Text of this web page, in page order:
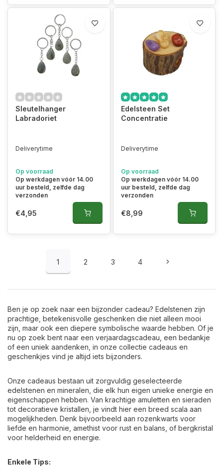
Sleutelhanger
Labradoriet
Deliverytime
Op voorraad
Op werkdagen vóór 14.00
uur besteld, zelfde dag
verzonden
€4,95
Edelsteen Set
Concentratie
Deliverytime
Op voorraad
Op werkdagen vóór 14.00
uur besteld, zelfde dag
verzonden
€8,99
1 2 3 4
Ben je op zoek naar een bijzonder cadeau? Edelstenen zijn
prachtige, betekenisvolle geschenken die niet alleen mooi
zijn, maar ook een diepere symbolische waarde hebben. Of je
nu op zoek bent naar een verjaardagscadeau, een bedankje
of een uniek aandenken, in onze collectie cadeaus en
geschenkjes vind je altijd iets bijzonders.
Onze cadeaus bestaan uit zorgvuldig geselecteerde
edelstenen en mineralen, die elk hun eigen unieke energie en
eigenschappen hebben. Van krachtige amuletten en sieraden
tot decoratieve kristallen, je vindt hier een breed scala aan
mogelijkheden. Denk bijvoorbeeld aan rozenkwarts voor
liefde en harmonie, amethist voor rust en balans, of bergkristal
voor helderheid en energie.
Enkele Tips: